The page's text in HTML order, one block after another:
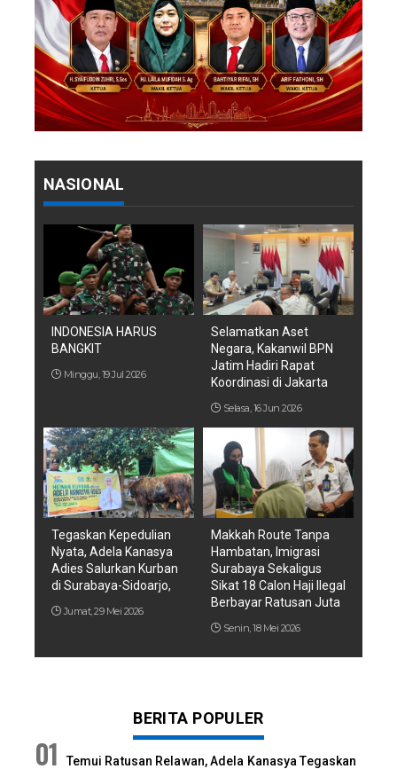
NASIONAL
INDONESIA HARUS
BANGKIT
Minggu, 19 Jul 2026
Selamatkan Aset
Negara, Kakanwil BPN
Jatim Hadiri Rapat
Koordinasi di Jakarta
Selasa, 16 Jun 2026
Tegaskan Kepedulian
Nyata, Adela Kanasya
Adies Salurkan Kurban
di Surabaya-Sidoarjo,
Jumat, 29 Mei 2026
Makkah Route Tanpa
Hambatan, Imigrasi
Surabaya Sekaligus
Sikat 18 Calon Haji Ilegal
Berbayar Ratusan Juta
Senin, 18 Mei 2026
BERITA POPULER
Temui Ratusan Relawan, Adela Kanasya Tegaskan